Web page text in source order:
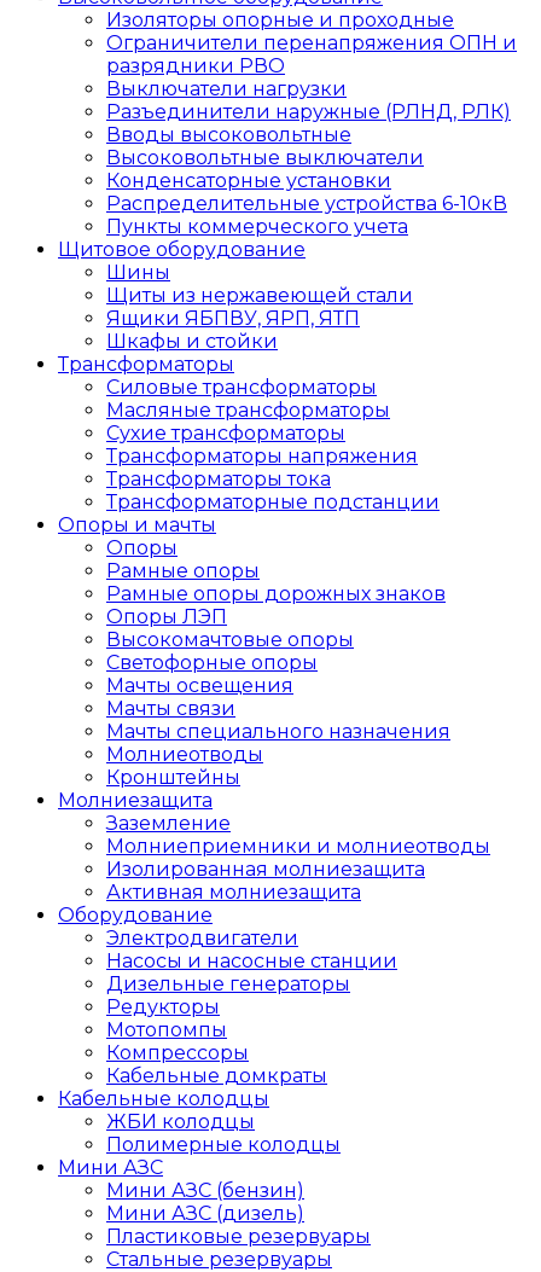
Изоляторы опорные и проходные
Ограничители перенапряжения ОПН и
разрядники РВО
Выключатели нагрузки
Разъединители наружные (РЛНД, РЛК)
Вводы высоковольтные
Высоковольтные выключатели
Конденсаторные установки
Распределительные устройства 6-10кВ
Пункты коммерческого учета
Щитовое оборудование
Шины
Щиты из нержавеющей стали
Ящики ЯБПВУ, ЯРП, ЯТП
Шкафы и стойки
Трансформаторы
Силовые трансформаторы
Масляные трансформаторы
Сухие трансформаторы
Трансформаторы напряжения
Трансформаторы тока
Трансформаторные подстанции
Опоры и мачты
Опоры
Рамные опоры
Рамные опоры дорожных знаков
Опоры ЛЭП
Высокомачтовые опоры
Светофорные опоры
Мачты освещения
Мачты связи
Мачты специального назначения
Молниеотводы
Кронштейны
Молниезащита
Заземление
Молниеприемники и молниеотводы
Изолированная молниезащита
Активная молниезащита
Оборудование
Электродвигатели
Насосы и насосные станции
Дизельные генераторы
Редукторы
Мотопомпы
Компрессоры
Кабельные домкраты
Кабельные колодцы
ЖБИ колодцы
Полимерные колодцы
Мини АЗС
Мини АЗС (бензин)
Мини АЗС (дизель)
Пластиковые резервуары
Стальные резервуары